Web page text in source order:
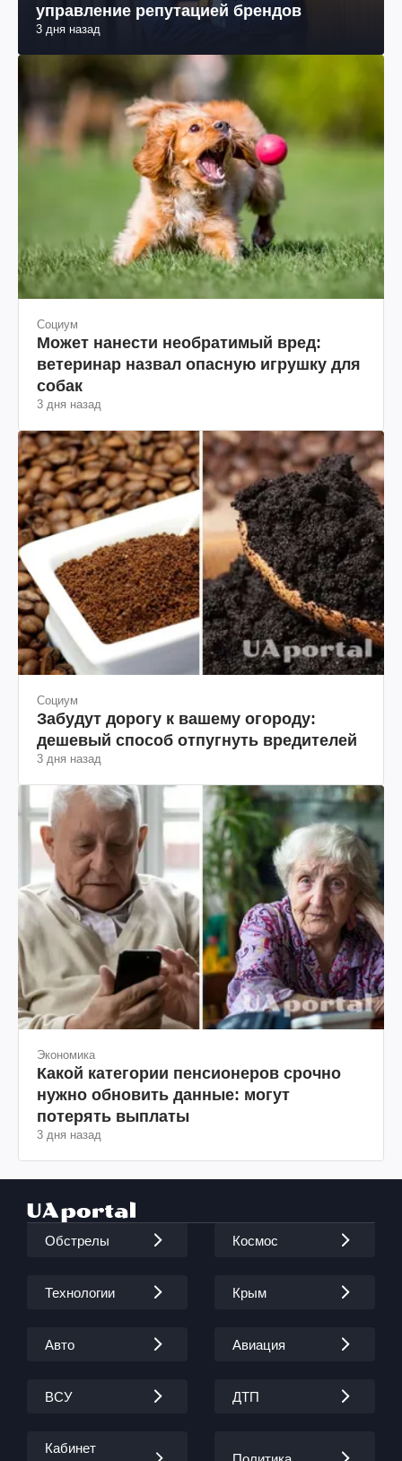
управление репутацией брендов
3 дня назад
Социум
Может нанести необратимый вред:
ветеринар назвал опасную игрушку для
собак
3 дня назад
Социум
Забудут дорогу к вашему огороду:
дешевый способ отпугнуть вредителей
3 дня назад
Экономика
Какой категории пенсионеров срочно
нужно обновить данные: могут
потерять выплаты
3 дня назад
Обстрелы Космос
Технологии Крым
Авто Авиация
ВСУ ДТП
Кабинет